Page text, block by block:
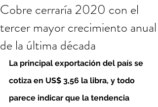
Cobre cerraría 2020 con el
tercer mayor crecimiento anual
de la última década
La principal exportación del país se
cotiza en US$ 3,56 la libra, y todo
parece indicar que la tendencia